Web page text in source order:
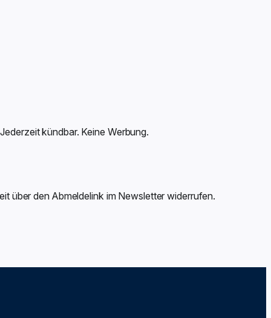
kündbar. Keine Werbung.
über den Abmeldelink im Newsletter widerrufen.